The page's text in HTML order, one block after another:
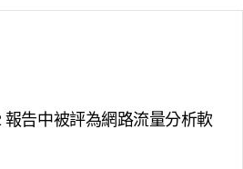
報告中被評為網路流量分析軟